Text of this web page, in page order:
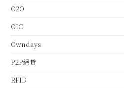
O2O
OIC
Owndays
P2P網貸
RFID